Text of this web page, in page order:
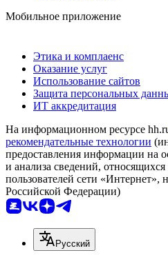
Мобильное приложение
Этика и комплаенс
Оказание услуг
Использование сайтов
Защита персональных
ИТ аккредитация
На информационном ресурсе
рекомендательные технологии
предоставления информации на
и анализа сведений,
пользователей сети «Интернет»,
Российской Федерации)
Русский